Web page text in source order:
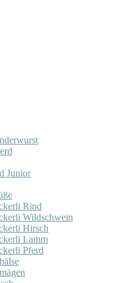
Junior
Rind
Wildschwein
Hirsch
Lamm
Pferd